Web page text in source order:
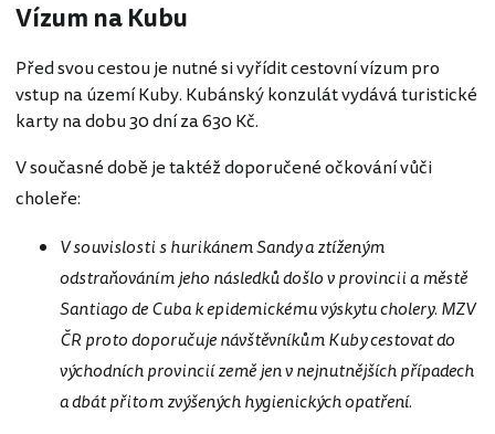
Vízum na Kubu
Před svou cestou je nutné si vyřídit cestovní vízum pro
vstup na území Kuby. Kubánský konzulát vydává turistické
karty na dobu 30 dní za 630 Kč.
V současné době je taktéž doporučené očkování vůči
choleře:
V souvislosti s hurikánem Sandy a ztíženým
odstraňováním jeho následků došlo v provincii a městě
Santiago de Cuba k epidemickému výskytu cholery. MZV
ČR proto doporučuje návštěvníkům Kuby cestovat do
východních provincií země jen v nejnutnějších případech
a dbát přitom zvýšených hygienických opatření.